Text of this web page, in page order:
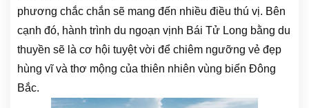
phương chắc chắn sẽ mang đến nhiều điều thú vị. Bên
cạnh đó, hành trình du ngoạn vịnh Bái Tử Long bằng du
thuyền sẽ là cơ hội tuyệt vời để chiêm ngưỡng vẻ đẹp
hùng vĩ và thơ mộng của thiên nhiên vùng biển Đông
Bắc.